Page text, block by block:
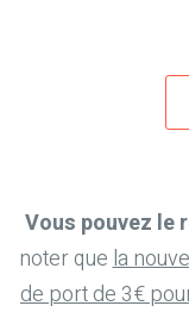
Vous pouvez le
noter quela
de port de 3€